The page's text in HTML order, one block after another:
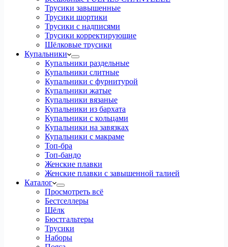
Трусики завышенные
Трусики шортики
Трусики с надписями
Трусики корректирующие
Шёлковые трусики
Купальники
Купальники раздельные
Купальники слитные
Купальники с фурнитурой
Купальники жатые
Купальники вязаные
Купальники из бархата
Купальники с кольцами
Купальники на завязках
Купальники с макраме
Топ-бра
Топ-бандо
Женские плавки
Женские плавки с завышенной талией
Каталог
Просмотреть всё
Бестселлеры
Шёлк
Бюстгальтеры
Трусики
Наборы